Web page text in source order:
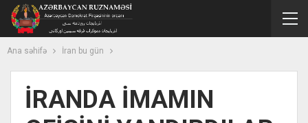
Ana səhifə İran bu gün
İRANDA İMAMIN